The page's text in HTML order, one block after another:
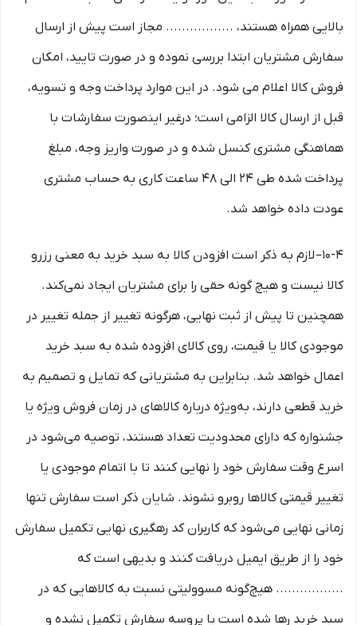
بالایی همراه هستند، ................. مجاز است پیش از ارسال
سفارش مشتریان ابتدا بررسی نموده و در صورت تایید، امکان
فروش کالا اعلام می شود. در این موارد پرداخت وجه و تسویه،
قبل از ارسال کالا الزامی است؛ درغیر اینصورت سفارشات با
هماهنگی مشتری کنسل شده و در صورت واریز وجه، مبلغ
پرداخت شده طی ۲۴ الی ۴۸ ساعت کاری به حساب مشتری
عودت داده خواهد شد.
10-۴– لازم به ذکر است افزودن کالا به سبد خرید به معنی رزرو
کالا نیست و هیچ گونه حقی را برای مشتریان ایجاد نمی‌کند.
همچنین تا پیش از ثبت نهایی، هرگونه تغییر از جمله تغییر در
موجودی کالا یا قیمت، روی کالای افزوده شده به سبد خرید
اعمال خواهد شد. بنابراین به مشتریانی که تمایل و تصمیم به
خرید قطعی دارند، به‌ویژه درباره کالاهای در زمان فروش ویژه یا
جشنواره که دارای محدودیت تعداد هستند، توصیه می‌شود در
اسرع وقت سفارش خود را نهایی کنند تا با اتمام موجودی یا
تغییر قیمتی کالاها روبرو نشوند. شایان ذکر است سفارش تنها
زمانی نهایی می‌شود که کاربران کد رهگیری نهایی تکمیل سفارش
خود را از طریق ایمیل دریافت کنند و بدیهی است که
................. هیچ‌گونه مسوولیتی نسبت به کالاهایی که در
سبد خرید رها شده است یا پروسه سفارش تکمیل نشده و